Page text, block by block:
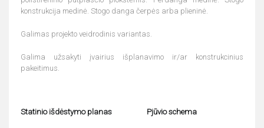
konstrukcija medinė. Stogo danga čerpės arba plieninė.
Galimas projekto veidrodinis variantas.
Galima užsakyti įvairius išplanavimo ir/ar konstrukcinius
pakeitimus.
Statinio išdėstymo planas Pjūvio schema